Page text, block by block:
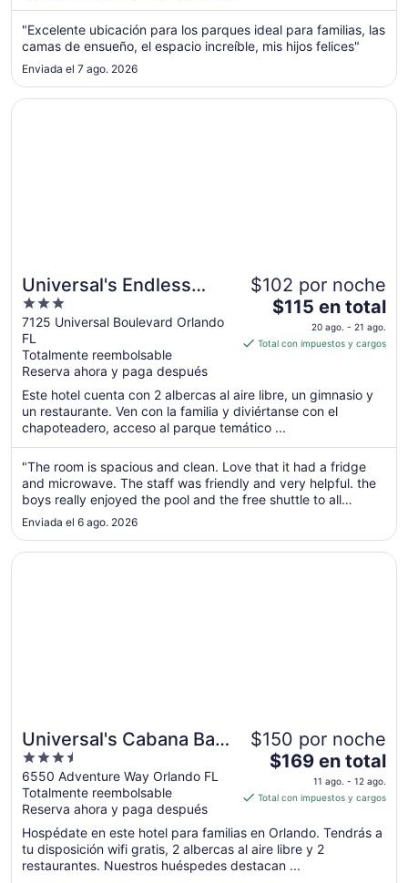
por
noche
del
sep
al
"Excelente ubicación para los parques ideal para familias, las
camas de ensueño, el espacio increíble, mis hijos felices"
Enviada el 7 ago. 2026
Universal's Endless
Summer Resort -
Dockside Inn and Suites
3
out
of
5
7125 Universal Boulevard Orlando
FL
Totalmente reembolsable
Reserva ahora y paga después
$102 por noche
El
precio
es
en
total
por
noche
del
20
ago
21
$115 en total
20 ago. - 21 ago.
Total con impuestos y cargos
Este hotel cuenta con 2 albercas al aire libre, un gimnasio y
un restaurante. Ven con la familia y diviértanse con el
chapoteadero, acceso al parque temático ...
"The room is spacious and clean. Love that it had a fridge
and microwave. The staff was friendly and very helpful. the
boys really enjoyed the pool and the free shuttle to all
universal parks and city walk that are constantly running. Its
located directly by a IRide trolley stop #G5."
Enviada el 6 ago. 2026
Se abrirá en una nueva ventana
Universal's Endless Summer Resort - Dockside Inn and
Universal's Cabana Bay
Beach Resort
3.5
out
of
5
6550 Adventure Way Orlando FL
Totalmente reembolsable
Reserva ahora y paga después
$150 por noche
El
es
$169
en
total
$169 en total
11 ago. - 12 ago.
Total con impuestos y cargos
Hospédate en este hotel para familias en Orlando. Tendrás a
tu disposición wifi gratis, 2 albercas al aire libre y 2
restaurantes. Nuestros huéspedes destacan ...
Se abrirá en una nueva ventana
Universal's Cabana Bay Beach Resort